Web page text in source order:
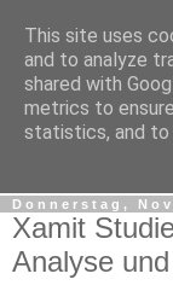
Web
Google Analytics,
Traffic, Web
Donnerstag,
Xamit
Analyse
This site uses
and to analyze
shared with
metrics to
statistics, and to